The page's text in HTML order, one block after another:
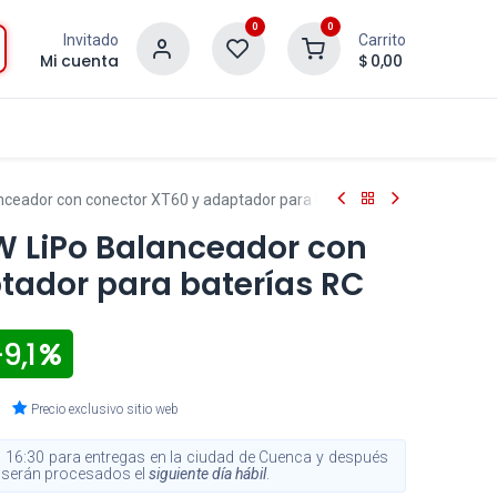
Invitado
Mi cuenta
0 0
Carrito
$ 0,00
con conector XT60 y adaptador para baterías RC
LiPo Balanceador con
para baterías RC
Precio exclusivo sitio web
para entregas en la ciudad de Cuenca y después
serán procesados elsiguiente día hábil.